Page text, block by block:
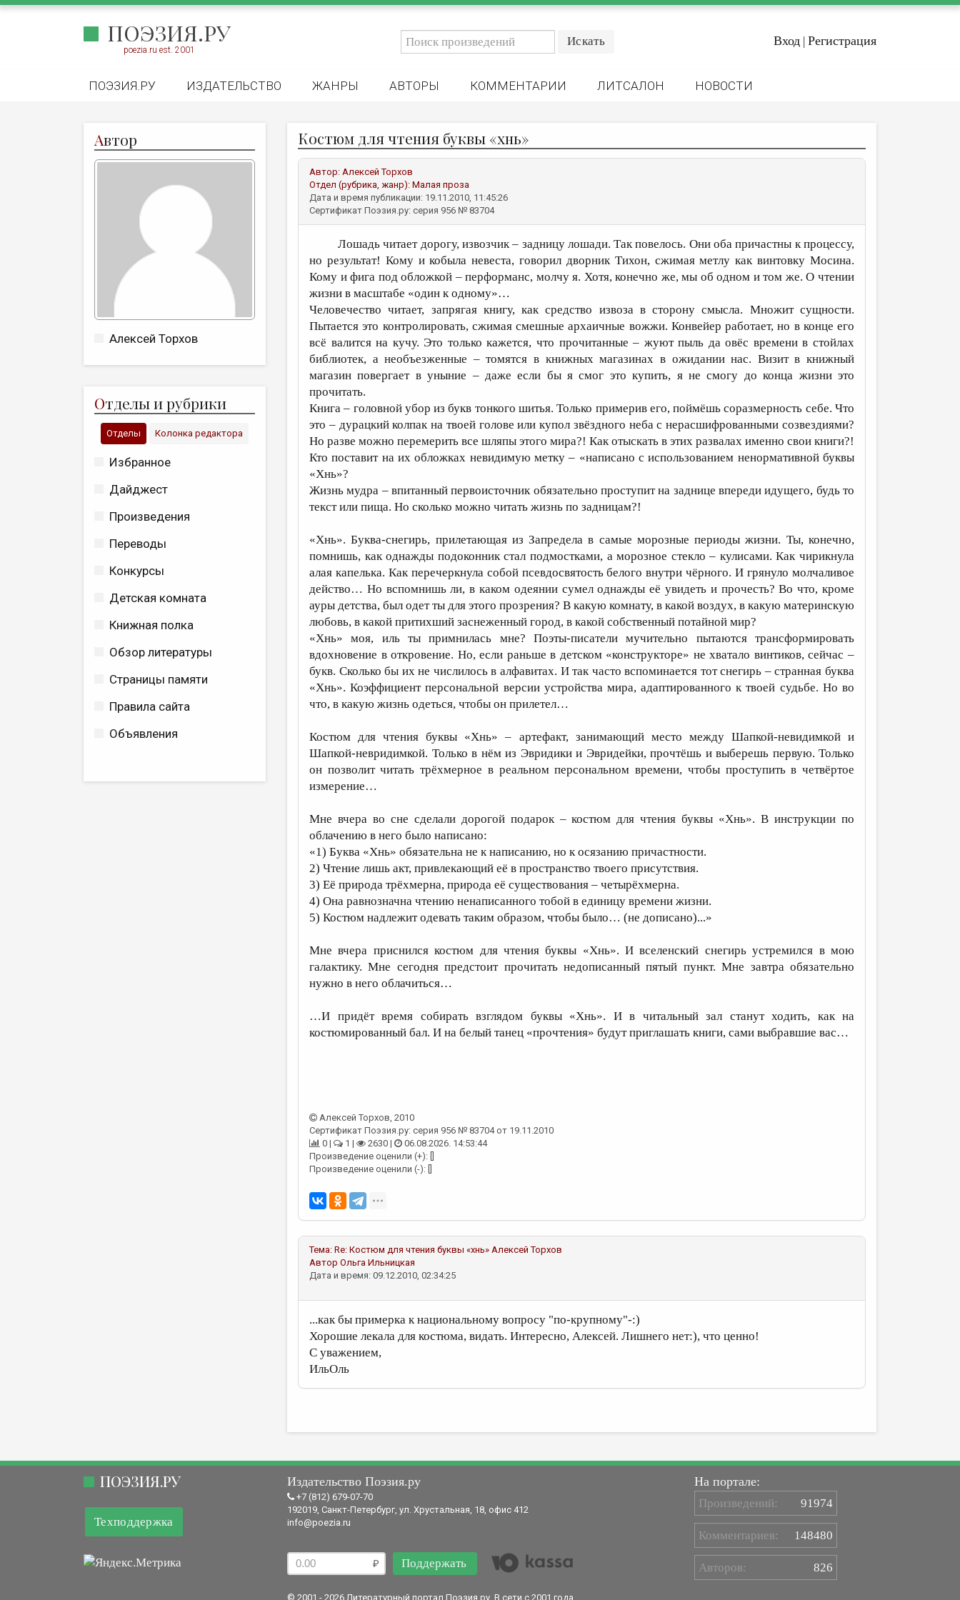
ПОЭЗИЯ.РУ
poezia.ru est. 2001
Вход | Регистрация
ПОЭЗИЯ.РУ ИЗДАТЕЛЬСТВО ЖАНРЫ АВТОРЫ КОММЕНТАРИИ ЛИТСАЛОН НОВОСТИ
Автор
Алексей Торхов
Отделы и рубрики
Отделы Колонка редактора
Избранное
Дайджест
Произведения
Переводы
Конкурсы
Детская комната
Книжная полка
Обзор литературы
Страницы памяти
Правила сайта
Объявления
Костюм для чтения буквы «хнь»
Автор: Алексей Торхов
Отдел (рубрика, жанр): Малая проза
Дата и время публикации: 19.11.2010, 11:45:26
Сертификат Поэзия.ру: серия 956 № 83704
Лошадь читает дорогу, извозчик – задницу лошади. Так повелось. Они оба причастны к процессу,
но результат! Кому и кобыла невеста, говорил дворник Тихон, сжимая метлу как винтовку Мосина.
Кому и фига под обложкой – перформанс, молчу я. Хотя, конечно же, мы об одном и том же. О чтении
жизни в масштабе «один к одному»…
Человечество читает, запрягая книгу, как средство извоза в сторону смысла. Множит сущности.
Пытается это контролировать, сжимая смешные архаичные вожжи. Конвейер работает, но в конце его
всё валится на кучу. Это только кажется, что прочитанные – жуют пыль да овёс времени в стойлах
библиотек, а необъезженные – томятся в книжных магазинах в ожидании нас. Визит в книжный
магазин повергает в уныние – даже если бы я смог это купить, я не смогу до конца жизни это
прочитать.
Книга – головной убор из букв тонкого шитья. Только примерив его, поймёшь соразмерность себе. Что
это – дурацкий колпак на твоей голове или купол звёздного неба с нерасшифрованными созвездиями?
Но разве можно перемерить все шляпы этого мира?! Как отыскать в этих развалах именно свои книги?!
Кто поставит на их обложках невидимую метку – «написано с использованием ненормативной буквы
«Хнь»?
Жизнь мудра – впитанный первоисточник обязательно проступит на заднице впереди идущего, будь то
текст или пища. Но сколько можно читать жизнь по задницам?!
«Хнь». Буква-снегирь, прилетающая из Запредела в самые морозные периоды жизни. Ты, конечно,
помнишь, как однажды подоконник стал подмостками, а морозное стекло – кулисами. Как чирикнула
алая капелька. Как перечеркнула собой псевдосвятость белого внутри чёрного. И грянуло молчаливое
действо… Но вспомнишь ли, в каком одеянии сумел однажды её увидеть и прочесть? Во что, кроме
ауры детства, был одет ты для этого прозрения? В какую комнату, в какой воздух, в какую материнскую
любовь, в какой притихший заснеженный город, в какой собственный потайной мир?
«Хнь» моя, иль ты примнилась мне? Поэты-писатели мучительно пытаются трансформировать
вдохновение в откровение. Но, если раньше в детском «конструкторе» не хватало винтиков, сейчас –
букв. Сколько бы их не числилось в алфавитах. И так часто вспоминается тот снегирь – странная буква
«Хнь». Коэффициент персональной версии устройства мира, адаптированного к твоей судьбе. Но во
что, в какую жизнь одеться, чтобы он прилетел…
Костюм для чтения буквы «Хнь» – артефакт, занимающий место между Шапкой-невидимкой и
Шапкой-невридимкой. Только в нём из Эвридики и Эвридейки, прочтёшь и выберешь первую. Только
он позволит читать трёхмерное в реальном персональном времени, чтобы проступить в четвёртое
измерение…
Мне вчера во сне сделали дорогой подарок – костюм для чтения буквы «Хнь». В инструкции по
облачению в него было написано:
«1) Буква «Хнь» обязательна не к написанию, но к осязанию причастности.
2) Чтение лишь акт, привлекающий её в пространство твоего присутствия.
3) Её природа трёхмерна, природа её существования – четырёхмерна.
4) Она равнозначна чтению ненаписанного тобой в единицу времени жизни.
5) Костюм надлежит одевать таким образом, чтобы было… (не дописано)...»
Мне вчера приснился костюм для чтения буквы «Хнь». И вселенский снегирь устремился в мою
галактику. Мне сегодня предстоит прочитать недописанный пятый пункт. Мне завтра обязательно
нужно в него облачиться…
…И придёт время собирать взглядом буквы «Хнь». И в читальный зал станут ходить, как на
костюмированный бал. И на белый танец «прочтения» будут приглашать книги, сами выбравшие вас…
Алексей Торхов, 2010
Сертификат Поэзия.ру: серия 956 № 83704 от 19.11.2010
0 |
1 | 2630 |
06.08.2026. 14:53:44
Произведение оценили (+): []
Произведение оценили (-): []
Тема: Re: Костюм для чтения буквы «хнь» Алексей Торхов
Автор Ольга Ильницкая
Дата и время: 09.12.2010, 02:34:25
...как бы примерка к национальному вопросу "по-крупному"-:)
Хорошие лекала для костюма, видать. Интересно, Алексей. Лишнего нет:), что ценно!
С уважением,
ИльОль
ПОЭЗИЯ.РУ
Техподдержка
Издательство Поэзия.ру
+7 (812) 679-07-70
192019, Санкт-Петербург, ул. Хрустальная, 18, офис 412
info@poezia.ru
Поддержать
© 2001 - 2026 Литературный портал Поэзия.ру. В сети с 2001 года.
На портале:
Произведений: 91974
Комментариев: 148480
Авторов: 826